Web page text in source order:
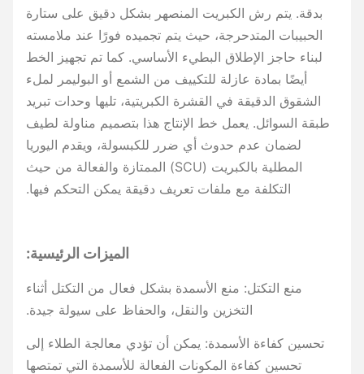
بدقة. يتم رش الكبريت المنصهر بشكل دقيق على ستارة
الحبيبات المتدحرجة، حيث يتم تجميده فورًا عند ملامسته
لبناء حاجز الإطلاق البطيء الأساسي. كما تم تجهيز الخط
أيضًا بمادة عازلة للتكييف من الشمع أو البوليمر لملء
الشقوق الدقيقة في القشرة الكبريتية، تليها وحدات تبريد
طبقة السوائل. يعمل خط الإنتاج هذا بتصميم مناولة لطيف
لضمان عدم حدوث أي ضرر للكبسولة، ويقدم اليوريا
المطلية بالكبريت (SCU) الممتازة والفعالة من حيث
التكلفة مع ملفات تعريف دقيقة يمكن التحكم فيها.
الميزات الرئيسية:
منع التكتل: منع الأسمدة بشكل فعال من التكتل أثناء
التخزين والنقل، والحفاظ على سيولة جيدة.
تحسين كفاءة الأسمدة: يمكن أن تؤدي معالجة الطلاء إلى
تحسين كفاءة المكونات الفعالة للأسمدة التي تمتصها